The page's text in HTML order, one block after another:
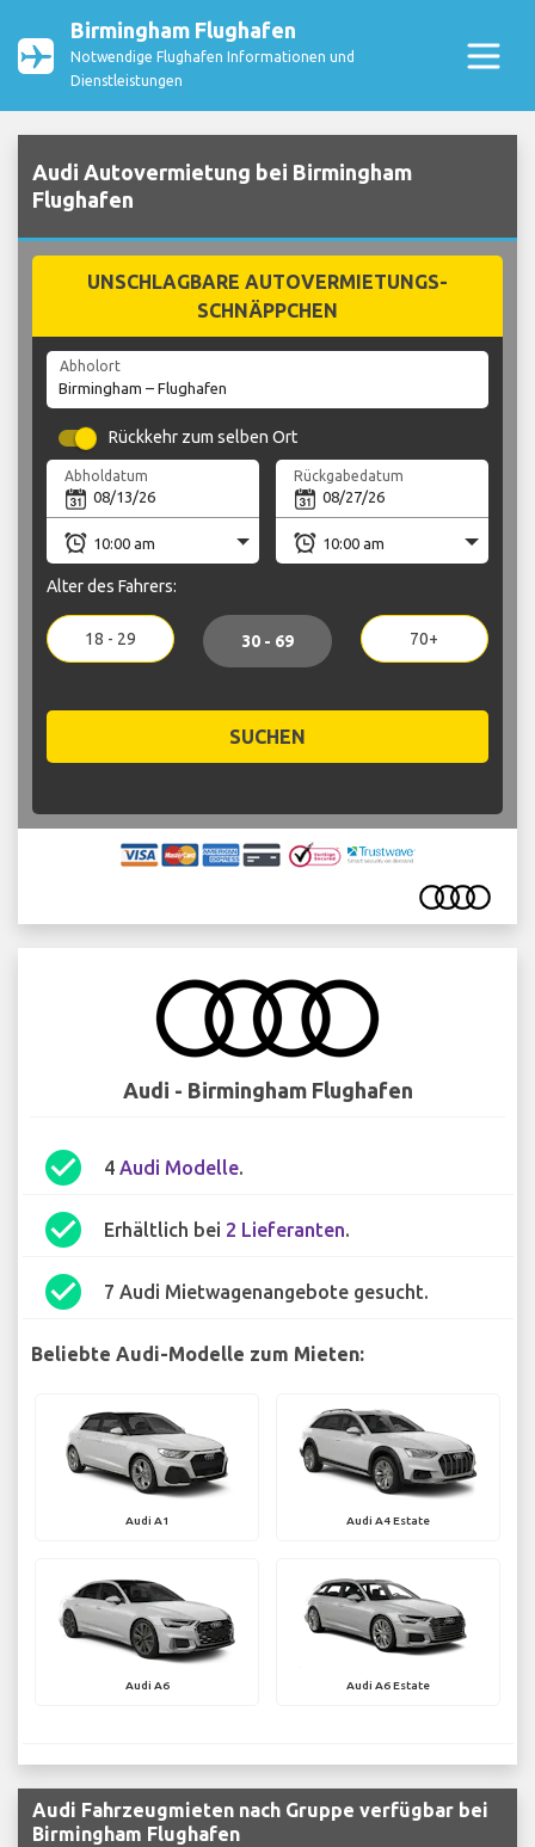
Birmingham Flughafen
Notwendige Flughafen Informationen und
Dienstleistungen
Audi Autovermietung bei Birmingham
Flughafen
UNSCHLAGBARE AUTOVERMIETUNGS-
SCHNÄPPCHEN
Abholort
Rückkehr zum selben Ort
Abholdatum Rückgabedatum
Alter des Fahrers:
18 - 29 30 - 69 70+
SUCHEN
Audi - Birmingham Flughafen
check_circle 4 Audi Modelle.
check_circle Erhältlich bei 2 Lieferanten.
check_circle 7 Audi Mietwagenangebote gesucht.
Beliebte Audi-Modelle zum Mieten:
Audi A1 Audi A4 Estate
Audi A6 Audi A6 Estate
Audi Fahrzeugmieten nach Gruppe verfügbar bei
Birmingham Flughafen